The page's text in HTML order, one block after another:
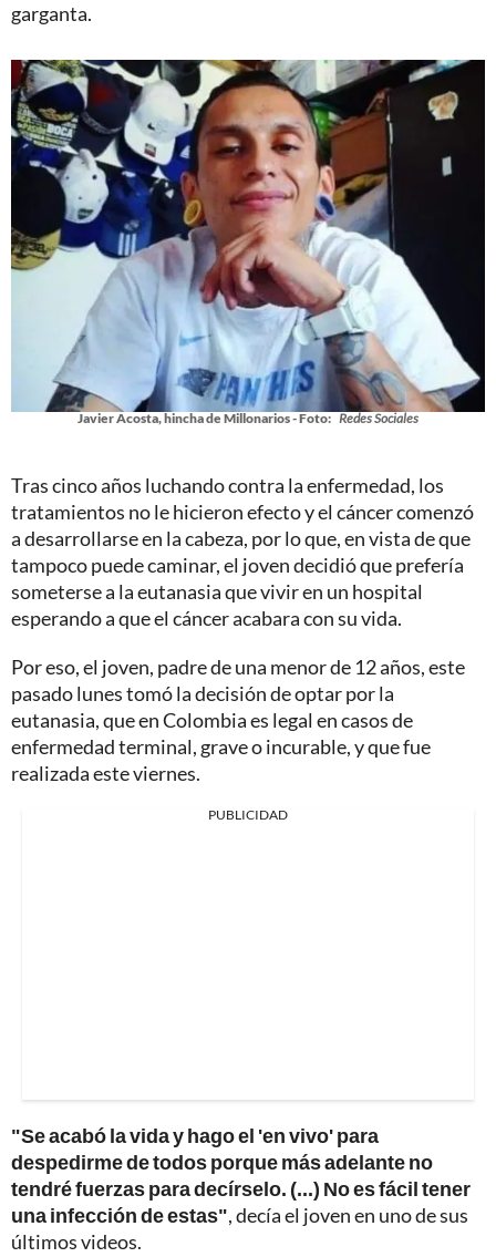
garganta.
Javier Acosta, hincha de Millonarios - Foto: Redes Sociales
Tras cinco años luchando contra la enfermedad, los
tratamientos no le hicieron efecto y el cáncer comenzó
a desarrollarse en la cabeza, por lo que, en vista de que
tampoco puede caminar, el joven decidió que prefería
someterse a la eutanasia que vivir en un hospital
esperando a que el cáncer acabara con su vida.
Por eso, el joven, padre de una menor de 12 años, este
pasado lunes tomó la decisión de optar por la
eutanasia, que en Colombia es legal en casos de
enfermedad terminal, grave o incurable, y que fue
realizada este viernes.
PUBLICIDAD
"Se acabó la vida y hago el 'en vivo' para
despedirme de todos porque más adelante no
tendré fuerzas para decírselo. (...) No es fácil tener
una infección de estas", decía el joven en uno de sus
últimos videos.